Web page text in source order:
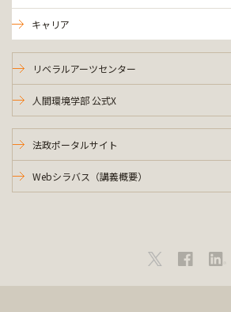
キャリア
リベラルアーツセンター
人間環境学部 公式X
法政ポータルサイト
Webシラバス（講義概要）